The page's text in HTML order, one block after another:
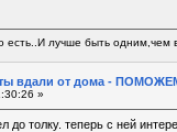
есть..И лучше быть одним,чем
вдали от дома -
»
до толку. теперь с ней